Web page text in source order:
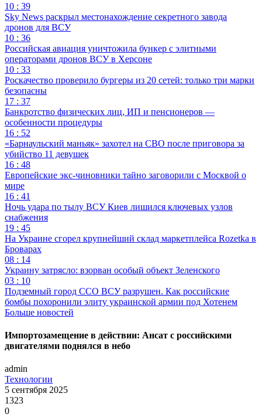
10 : 39
Sky News раскрыл местонахождение секретного завода
дронов для ВСУ
10 : 36
Российская авиация уничтожила бункер с элитными
операторами дронов ВСУ в Херсоне
10 : 33
Роскачество проверило бургеры из 20 сетей: только три марки
безопасны
17 : 37
Банкротство физических лиц, ИП и пенсионеров —
особенности процедуры
16 : 52
«Барнаульский маньяк» захотел на СВО после приговора за
убийство 11 девушек
16 : 48
Европейские экс-чиновники тайно заговорили с Москвой о
мире
16 : 41
Ночь удара по тылу ВСУ Киев лишился ключевых узлов
снабжения
19 : 45
На Украине сгорел крупнейший склад маркетплейса Rozetka в
Броварах
08 : 14
Украину затрясло: взорван особый объект Зеленского
03 : 10
Подземный город ССО ВСУ разрушен. Как российские
бомбы похоронили элиту украинской армии под Хотенем
Больше новостей
Импортозамещение в действии: Ансат с российскими
двигателями поднялся в небо
admin
Технологии
5 сентября 2025
1323
0